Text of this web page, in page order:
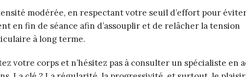
modérée, en respectant votre seuil d’effort pour
en fin de séance afin d’assouplir et de relâcher la tension
à long terme.
votre corps et n’hésitez pas à consulter un spécialiste en